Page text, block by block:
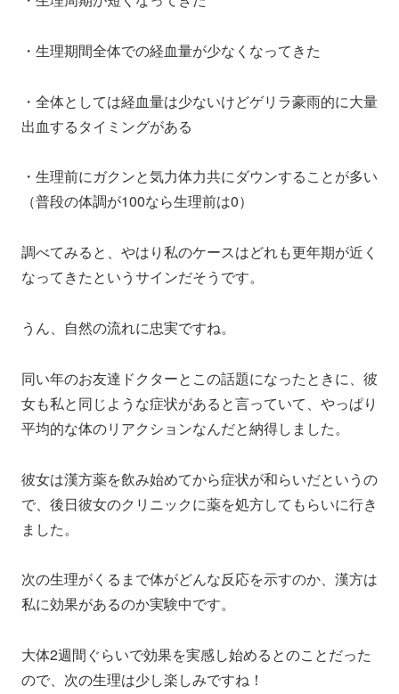
・生理期間全体での経血量が少なくなってきた
・全体としては経血量は少ないけどゲリラ豪雨的に大量
出血するタイミングがある
・生理前にガクンと気力体力共にダウンすることが多い
（普段の体調が100なら生理前は0）
調べてみると、やはり私のケースはどれも更年期が近く
なってきたというサインだそうです。
うん、自然の流れに忠実ですね。
同い年のお友達ドクターとこの話題になったときに、彼
女も私と同じような症状があると言っていて、やっぱり
平均的な体のリアクションなんだと納得しました。
彼女は漢方薬を飲み始めてから症状が和らいだというの
で、後日彼女のクリニックに薬を処方してもらいに行き
ました。
次の生理がくるまで体がどんな反応を示すのか、漢方は
私に効果があるのか実験中です。
大体2週間ぐらいで効果を実感し始めるとのことだった
ので、次の生理は少し楽しみですね！